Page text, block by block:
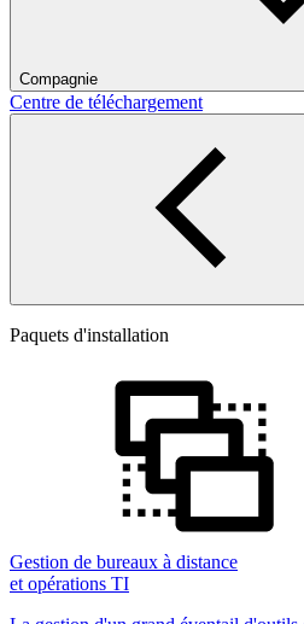
Compagnie
Centre de téléchargement
Paquets d'installation
Gestion de bureaux à distance
et opérations TI